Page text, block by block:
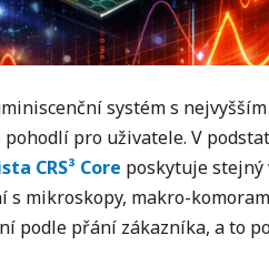
systém s nejvyšším
pro uživatele. V
CRS³ Core poskytuje stejný
s mikroskopy, makro-
podle přání zákazníka, a to